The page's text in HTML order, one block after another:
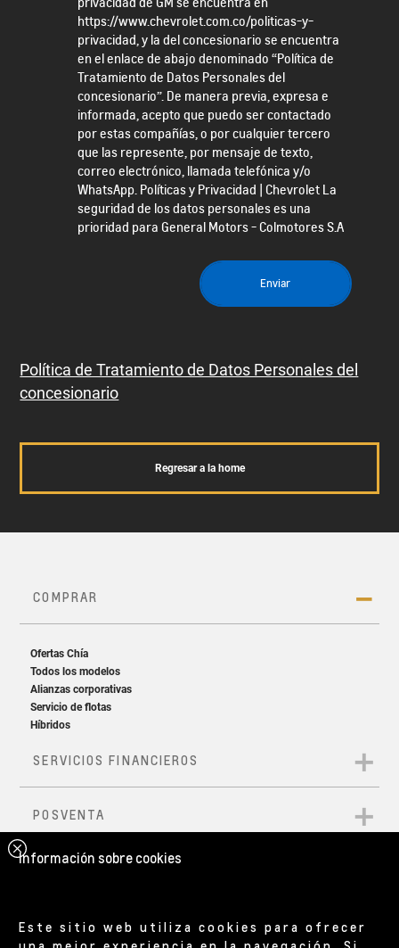
Política de Tratamiento de Datos Personales del
concesionario
Regresar a la home
Información sobre cookies
Este sitio web utiliza cookies para ofrecer